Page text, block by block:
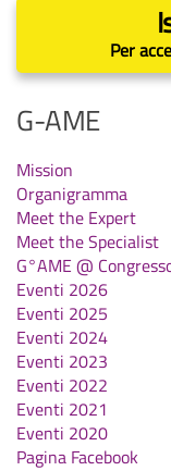
Per
G-AME
Mission
Organigramma
Meet the Expert
Meet the Specialist
G°AME @
Eventi 2026
Eventi 2025
Eventi 2024
Eventi 2023
Eventi 2022
Eventi 2021
Eventi 2020
Pagina Facebook